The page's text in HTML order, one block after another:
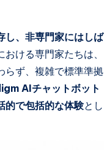
し、非専門家にはしば
ける専門家たちは、
らず、複雑で標準準拠
AIチャットボット
的で包括的な体験とし